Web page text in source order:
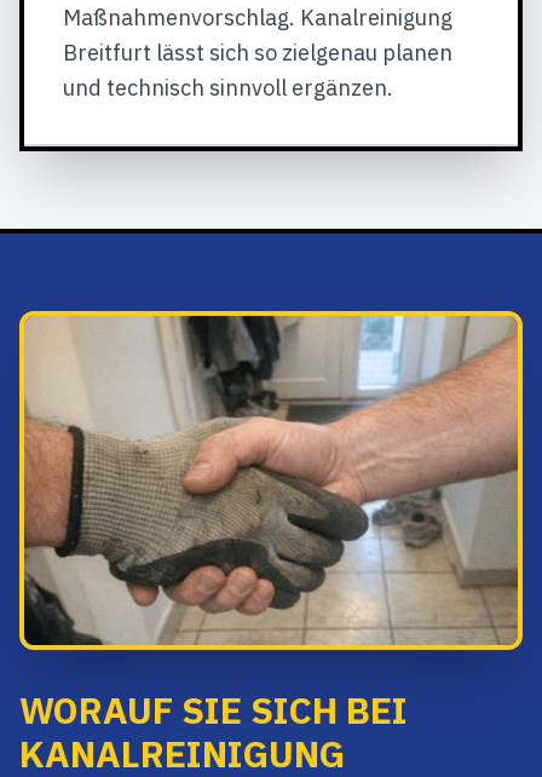
Maßnahmenvorschlag. Kanalreinigung
Breitfurt lässt sich so zielgenau planen
und technisch sinnvoll ergänzen.
WORAUF SIE SICH BEI
KANALREINIGUNG